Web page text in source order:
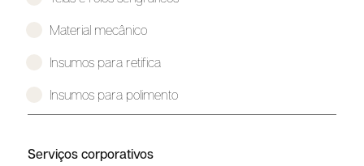
Material mecânico
Insumos para retifica
Insumos para polimento
Serviços corporativos